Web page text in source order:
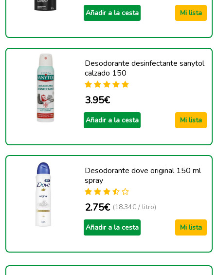
Añadir a la cesta Mi lista
Desodorante desinfectante sanytol
calzado 150
3.95€
Añadir a la cesta Mi lista
Desodorante dove original 150 ml
spray
2.75€ (18.34€ / litro)
Añadir a la cesta Mi lista